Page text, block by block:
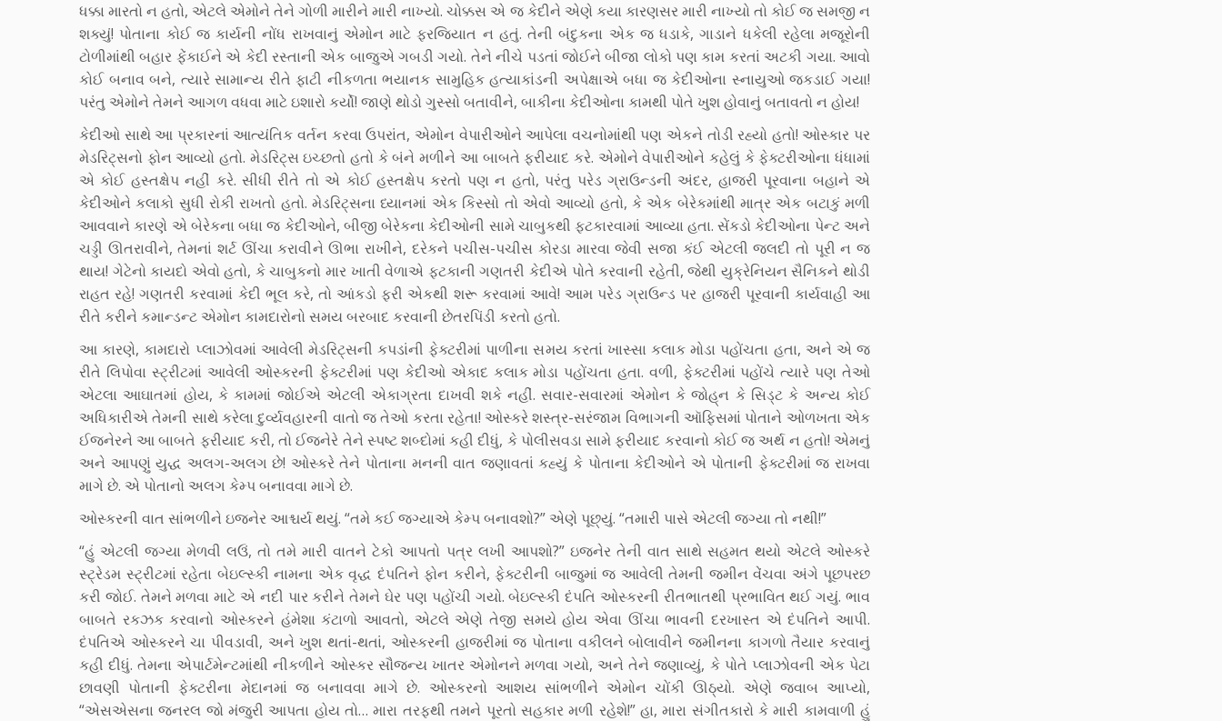
ધક્કા મારતો ન હતો, એટલે એમોને તેને ગોળી મારીને મારી નાખ્યો. ચોક્કસ એ જ કેદીને એણે કયા કારણસર મારી નાખ્યો તો કોઈ જ સમજી ન
શક્યું! પોતાના કોઈ જ કાર્યની નોંધ રાખવાનું એમોન માટે ફરજિયાત ન હતું. તેની બંદુકના એક જ ધડાકે, ગાડાને ધકેલી રહેલા મજૂરોની
ટોળીમાંથી બહાર ફેંકાઈને એ કેદી રસ્તાની એક બાજુએ ગબડી ગયો. તેને નીચે પડતાં જોઈને બીજા લોકો પણ કામ કરતાં અટકી ગયા. આવો
કોઈ બનાવ બને, ત્યારે સામાન્ય રીતે ફાટી નીકળતા ભયાનક સામુહિક હત્યાકાંડની અપેક્ષાએ બધા જ કેદીઓના સ્નાયુઓ જકડાઈ ગયા!
પરંતુ એમોને તેમને આગળ વધવા માટે ઇશારો કર્યો! જાણે થોડો ગુસ્સો બતાવીને, બાકીના કેદીઓના કામથી પોતે ખુશ હોવાનું બતાવતો ન હોય!
કેદીઓ સાથે આ પ્રકારનાં આત્યંતિક વર્તન કરવા ઉપરાંત, એમોન વેપારીઓને આપેલા વચનોમાંથી પણ એકને તોડી રહ્યો હતો! ઓસ્કાર પર
મેડરિટ્સનો ફોન આવ્યો હતો. મેડરિટ્સ ઇચ્છતો હતો કે બંને મળીને આ બાબતે ફરીયાદ કરે. એમોને વેપારીઓને કહેલું કે ફેક્ટરીઓના ધંધામાં
એ કોઈ હસ્તક્ષેપ નહીં કરે. સીધી રીતે તો એ કોઈ હસ્તક્ષેપ કરતો પણ ન હતો, પરંતુ પરેડ ગ્રાઉન્ડની અંદર, હાજરી પૂરવાના બહાને એ
કેદીઓને કલાકો સુધી રોકી રાખતો હતો. મેડરિટ્સના ધ્યાનમાં એક કિસ્સો તો એવો આવ્યો હતો, કે એક બેરેકમાંથી માત્ર એક બટાકું મળી
આવવાને કારણે એ બેરેકના બધા જ કેદીઓને, બીજી બેરેકના કેદીઓની સામે ચાબુકથી ફટકારવામાં આવ્યા હતા. સેંકડો કેદીઓના પેન્ટ અને
ચડ્ડી ઊતરાવીને, તેમનાં શર્ટ ઊંચા કરાવીને ઊભા રાખીને, દરેકને પચીસ-પચીસ કોરડા મારવા જેવી સજા કંઈ એટલી જલદી તો પૂરી ન જ
થાય! ગેટેનો કાયદો એવો હતો, કે ચાબુકનો માર ખાતી વેળાએ ફટકાની ગણતરી કેદીએ પોતે કરવાની રહેતી, જેથી યુક્રેનિયન સૈનિકને થોડી
રાહત રહે! ગણતરી કરવામાં કેદી ભૂલ કરે, તો આંકડો ફરી એકથી શરૂ કરવામાં આવે! આમ પરેડ ગ્રાઉન્ડ પર હાજરી પૂરવાની કાર્યવાહી આ
રીતે કરીને કમાન્ડન્ટ એમોન કામદારોનો સમય બરબાદ કરવાની છેતરપિંડી કરતો હતો.
આ કારણે, કામદારો પ્લાઝોવમાં આવેલી મેડરિટ્સની કપડાંની ફેક્ટરીમાં પાળીના સમય કરતાં ખાસ્સા કલાક મોડા પહોંચતા હતા, અને એ જ
રીતે લિપોવા સ્ટ્રીટમાં આવેલી ઓસ્કરની ફેક્ટરીમાં પણ કેદીઓ એકાદ કલાક મોડા પહોંચતા હતા. વળી, ફેક્ટરીમાં પહોંચે ત્યારે પણ તેઓ
એટલા આઘાતમાં હોય, કે કામમાં જોઈએ એટલી એકાગ્રતા દાખવી શકે નહીં. સવાર-સવારમાં એમોન કે જો‌હ્‌ન કે સિડ્ટ કે અન્ય કોઈ
અધિકારીએ તેમની સાથે કરેલા દુર્વ્યવહારની વાતો જ તેઓ કરતા રહેતા! ઓસ્કરે શસ્ત્ર-સરંજામ વિભાગની ઑફિસમાં પોતાને ઓળખતા એક
ઈજનેરને આ બાબતે ફરીયાદ કરી, તો ઈજનેરે તેને સ્પષ્ટ શબ્દોમાં કહી દીધું, કે પોલીસવડા સામે ફરીયાદ કરવાનો કોઈ જ અર્થ ન હતો! એમનું
અને આપણું યુદ્ધ અલગ-અલગ છે! ઓસ્કરે તેને પોતાના મનની વાત જણાવતાં કહ્યું કે પોતાના કેદીઓને એ પોતાની ફેક્ટરીમાં જ રાખવા
માગે છે. એ પોતાનો અલગ કેમ્પ બનાવવા માગે છે.
ઓસ્કરની વાત સાંભળીને ઇજનેર આશ્ચર્ય થયું. “તમે કઈ જગ્યાએ કેમ્પ બનાવશો?” એણે પૂછ્યું. “તમારી પાસે એટલી જગ્યા તો નથી!”
“હું એટલી જગ્યા મેળવી લઉં, તો તમે મારી વાતને ટેકો આપતો પત્ર લખી આપશો?” ઇજનેર તેની વાત સાથે સહમત થયો એટલે ઓસ્કરે
સ્ટ્રેડમ સ્ટ્રીટમાં રહેતા બેઇલ્સ્કી નામના એક વૃદ્ધ દંપતિને ફોન કરીને, ફેક્ટરીની બાજુમાં જ આવેલી તેમની જમીન વેંચવા અંગે પૂછપરછ
કરી જોઈ. તેમને મળવા માટે એ નદી પાર કરીને તેમને ઘેર પણ પહોંચી ગયો. બેઇલ્સ્કી દંપતિ ઓસ્કરની રીતભાતથી પ્રભાવિત થઈ ગયું. ભાવ
બાબતે રકઝક કરવાનો ઓસ્કરને હંમેશા કંટાળો આવતો, એટલે એણે તેજી સમયે હોય એવા ઊંચા ભાવની દરખાસ્ત એ દંપતિને આપી.
દંપતિએ ઓસ્કરને ચા પીવડાવી, અને ખુશ થતાં-થતાં, ઓસ્કરની હાજરીમાં જ પોતાના વકીલને બોલાવીને જમીનના કાગળો તૈયાર કરવાનું
કહી દીધું. તેમના એપાર્ટમેન્ટમાંથી નીકળીને ઓસ્કર સૌજન્ય ખાતર એમોનને મળવા ગયો, અને તેને જણાવ્યું, કે પોતે પ્લાઝોવની એક પેટા
છાવણી પોતાની ફેક્ટરીના મેદાનમાં જ બનાવવા માગે છે. ઓસ્કરનો આશય સાંભળીને એમોન ચોંકી ઊઠ્યો. એણે જવાબ આપ્યો,
“એસએસના જનરલ જો મંજુરી આપતા હોય તો… મારા તરફથી તમને પૂરતો સહકાર મળી રહેશે!” હા, મારા સંગીતકારો કે મારી કામવાળી હું